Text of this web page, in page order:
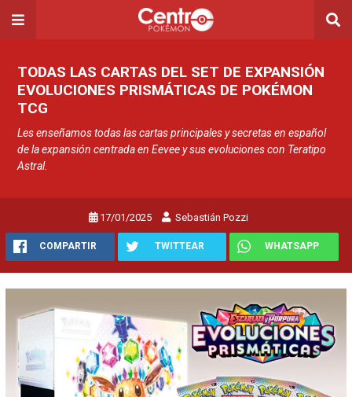
TODAS LAS CARTAS DEL SET DE EXPANSIÓN
EVOLUCIONES PRISMÁTICAS DE POKÉMON
TCG
Les enseñamos todas las cartas principales y secretas en español
de la expansión centrada en Eevee y sus evoluciones con Teratipo
Astral.
17/01/2025 Sebastián Pozzi
COMPARTIR TWITTEAR WHATSAPP